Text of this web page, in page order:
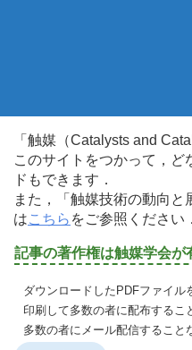
「触媒（Catalysts and
このサイトをつかって，
ドもできます．
また，「触媒技術の動向
はこちら をご参照ください．
記事の著作権は触媒学会が
ダウンロードしたPDFファイ
印刷して多数の者に配布するこ
多数の者にメール配信すること